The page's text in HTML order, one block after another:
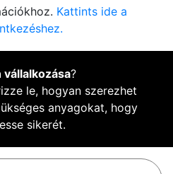
Kattints ide a
vállalkozása?
le, hogyan szerezhet
anyagokat, hogy
sikerét.